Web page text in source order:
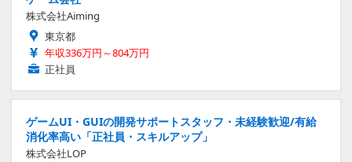
株式会社Aiming
東京都
年収336万円～804万円
正社員
ゲームUI・GUIの開発サポートスタッフ・未経験歓迎/有給
消化率高い「正社員・スキルアップ」
株式会社LOP